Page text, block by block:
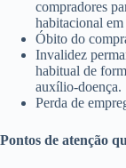
compradores
habitacional em
Óbito do
Invalidez
habitual de
auxílio-doença.
Perda de
Pontos de atenção